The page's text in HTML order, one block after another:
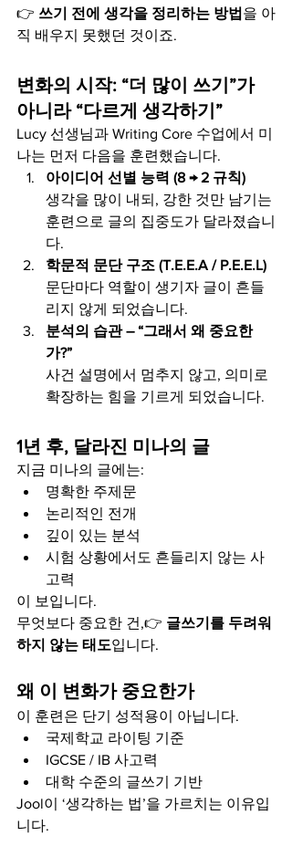
👉 쓰기 전에 생각을 정리하는 방법 을 아
직 배우지 못했던 것이죠.
변화의 시작: “더 많이 쓰기”가
아니라 “다르게 생각하기”
Lucy 선생님과 Writing Core 수업에서 미
나는 먼저 다음을 훈련했습니다.
아이디어 선별 능력 (8 → 2 규칙)
생각을 많이 내되, 강한 것만 남기는
훈련으로 글의 집중도가 달라졌습니
다.
학문적 문단 구조 (T.E.E.A / P.E.E.L)
문단마다 역할이 생기자 글이 흔들
리지 않게 되었습니다.
분석의 습관 – “그래서 왜 중요한
가?”
사건 설명에서 멈추지 않고, 의미로
확장하는 힘을 기르게 되었습니다.
1년 후, 달라진 미나의 글
지금 미나의 글에는:
명확한 주제문
논리적인 전개
깊이 있는 분석
시험 상황에서도 흔들리지 않는 사
고력
이 보입니다.
무엇보다 중요한 건,👉 글쓰기를 두려워
하지 않는 태도입니다.
왜 이 변화가 중요한가
이 훈련은 단기 성적용이 아닙니다.
국제학교 라이팅 기준
IGCSE / IB 사고력
대학 수준의 글쓰기 기반
Jool이 ‘생각하는 법’을 가르치는 이유입
니다.